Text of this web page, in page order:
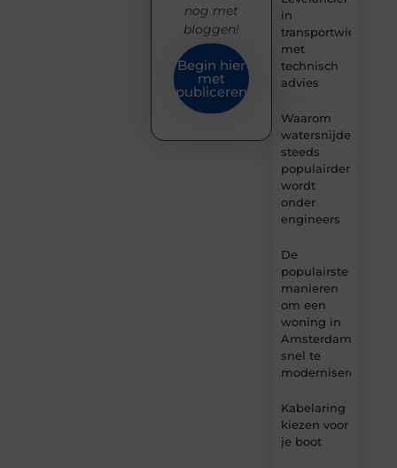
in
transportwielen
met
technisch
advies
Waarom
watersnijden
steeds
populairder
wordt
onder
engineers
De
populairste
manieren
om een
woning in
Amsterdam
snel te
moderniseren
Kabelaring
kiezen voor
je boot
nog met
bloggen!
Begin hier
met
publiceren